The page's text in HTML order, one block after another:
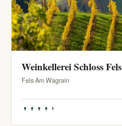
Weinkellerei Schloss Fels
Fels Am Wagrain